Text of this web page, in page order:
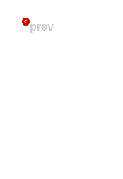
prev